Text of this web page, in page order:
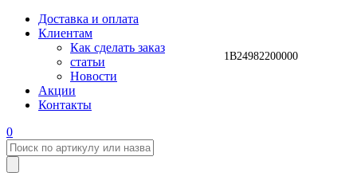
Доставка и оплата
Клиентам
Как сделать заказ
статьи
Новости
Акции
Контакты
0
1B24982200000